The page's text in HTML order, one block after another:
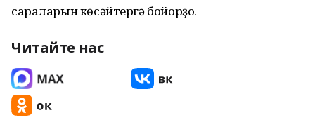
сараларын көсәйтергә бойорҙо.
Читайте нас